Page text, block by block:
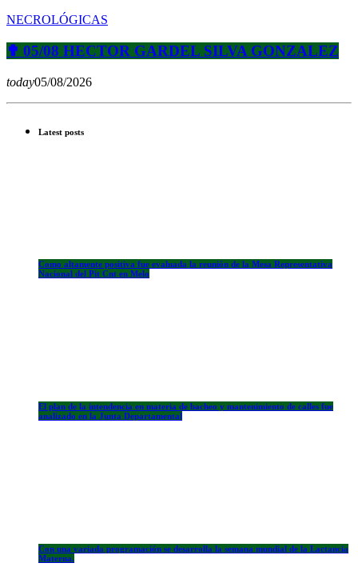
NECROLÓGICAS
✟ 05/08 HECTOR GARDEL SILVA GONZALEZ
today05/08/2026
Latest posts
Como altamente positiva fue evaluada la reunión de la Mesa Representativa
Nacional del Pit Cnt en Melo
El plan de la intendencia en materia de bacheo y mantenimiento de calles fue
analizado en la Junta Departamental
Con una variada programación se desarrolla la semana mundial de la Lactancia
Materna.